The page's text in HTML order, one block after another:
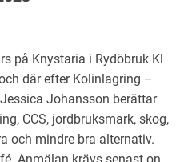
på Knystaria i Rydöbruk Kl
där efter Kolinlagring –
Johansson berättar
CCS, jordbruksmark, skog,
och mindre bra alternativ.
Anmälan krävs senast on